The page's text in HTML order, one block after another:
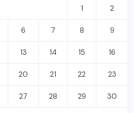
1 2
6 7 8 9
13 14 15 16
20 21 22 23
27 28 29 30